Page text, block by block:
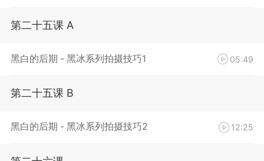
第二十五课 A
黑白的后期 - 黑冰系列拍摄技巧1 05:49
第二十五课 B
黑白的后期 - 黑冰系列拍摄技巧2 12:25